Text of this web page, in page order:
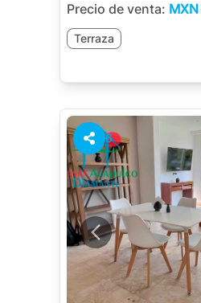
Precio de venta: MXN
Terraza
6